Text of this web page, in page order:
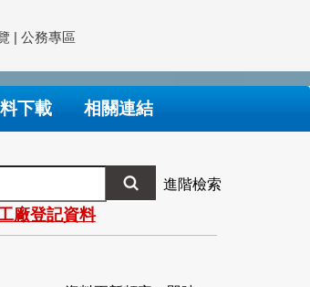
| 公務專區
下載 相關連結
進階檢索
廠登記資料